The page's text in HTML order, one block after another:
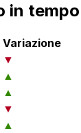
in
Variazione
▼
▲
▲
▼
▲